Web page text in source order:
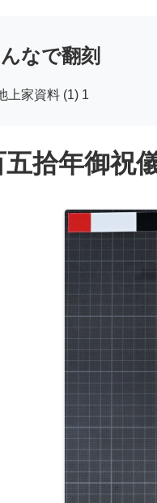
なで翻刻
上家資料 (1) 1
拾年御祝